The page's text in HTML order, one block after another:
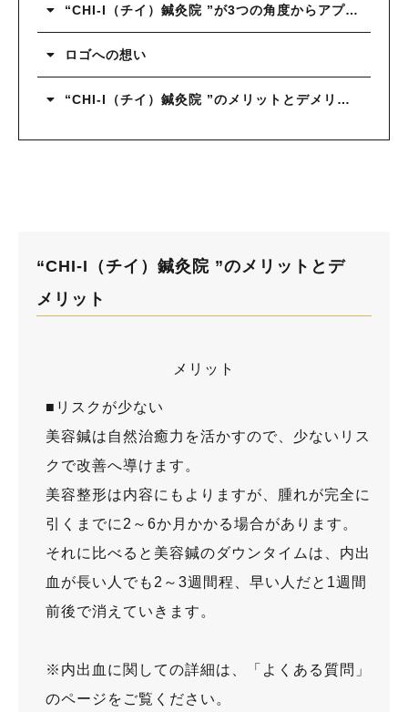
“CHI-I（チイ）鍼灸院 ”が3つの角度からアプローチ
ロゴへの想い
“CHI-I（チイ）鍼灸院 ”のメリットとデメリット
“CHI-I（チイ）鍼灸院 ”のメリットとデ
メリット
メリット
​​■リスクが少ない
美容鍼は自然治癒力を活かすので、少ないリス
クで改善へ導けます。
美容整形は内容にもよりますが、腫れが完全に
引くまでに2～6か月かかる場合があります。
それに比べると美容鍼のダウンタイムは、内出
血が長い人でも2～3週間程、早い人だと1週間
前後で消えていきます。
※内出血に関しての詳細は、「よくある質問」
のページをご覧ください。